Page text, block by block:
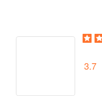
3.7